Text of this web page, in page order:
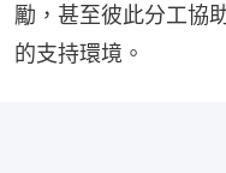
勵，甚至彼此分工協
的支持環境。